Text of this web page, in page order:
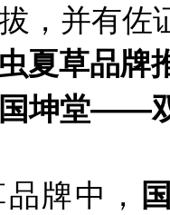
，并有佐
夏草品牌
坤堂——
牌中，